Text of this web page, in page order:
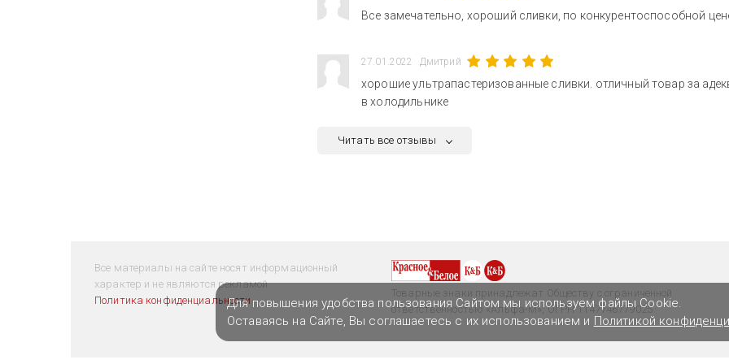
Все замечательно, хороший сливки, по конкурентоспособной
27.01.2022 Дмитрий
хорошие ультрапастеризованные сливки. отличный товар за
в холодильнике
Читать все отзывы
Все материалы на сайте носят информационный
характер и не являются рекламой.
Политика конфиденциальности
Товарные знаки принадлежат Обществу с ограниченной
ответственностью «Альфа-М», ОГРН 1147746779025
Для повышения удобства пользования Сайтом мы используем файлы Cookie.
Оставаясь на Сайте, Вы соглашаетесь с их использованием и Политикой